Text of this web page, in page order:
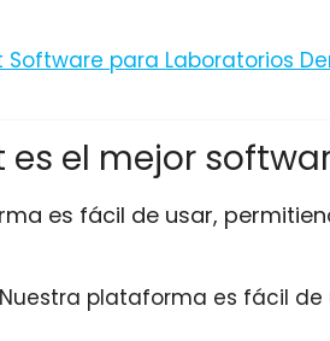
es el mejor
es fácil de usar,